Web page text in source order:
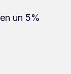
un 5%